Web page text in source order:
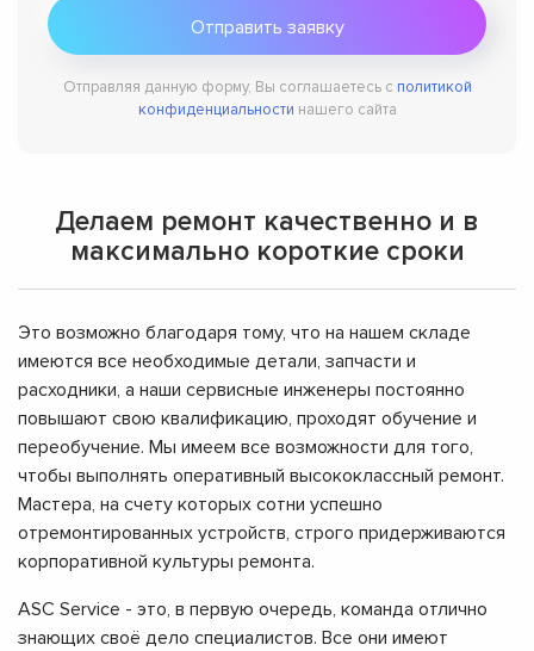
Отправляя данную форму, Вы соглашаетесь с политикой
конфиденциальности нашего сайта
Делаем ремонт качественно и в
максимально короткие сроки
Это возможно благодаря тому, что на нашем складе
имеются все необходимые детали, запчасти и
расходники, а наши сервисные инженеры постоянно
повышают свою квалификацию, проходят обучение и
переобучение. Мы имеем все возможности для того,
чтобы выполнять оперативный высококлассный ремонт.
Мастера, на счету которых сотни успешно
отремонтированных устройств, строго придерживаются
корпоративной культуры ремонта.
ASC Service - это, в первую очередь, команда отлично
знающих своё дело специалистов. Все они имеют